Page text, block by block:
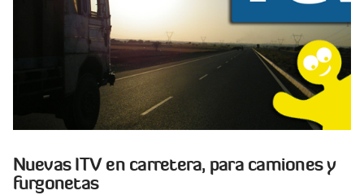
Nuevas ITV en carretera, para camiones y
furgonetas